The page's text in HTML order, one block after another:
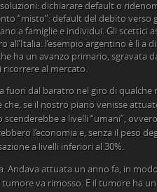
dichiarare default o
“misto”: default del debito verso
a famiglie e individui. Gli scettici
all’Italia: l’esempio argentino è lì a
ha un avanzo primario, sgravata
al mercato.
fuori dal baratro nel giro di qualche
che, se il nostro piano venisse
a livelli “umani”,
l’economia e, senza il peso
a livelli inferiori al 30%.
Andava attuata un anno fa, in
va rimosso. E il tumore ha